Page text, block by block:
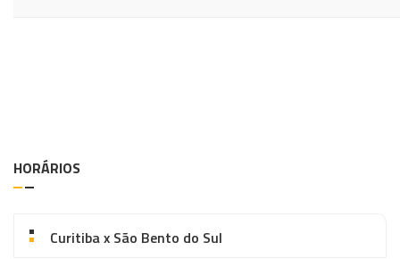
HORÁRIOS
Curitiba x São Bento do Sul